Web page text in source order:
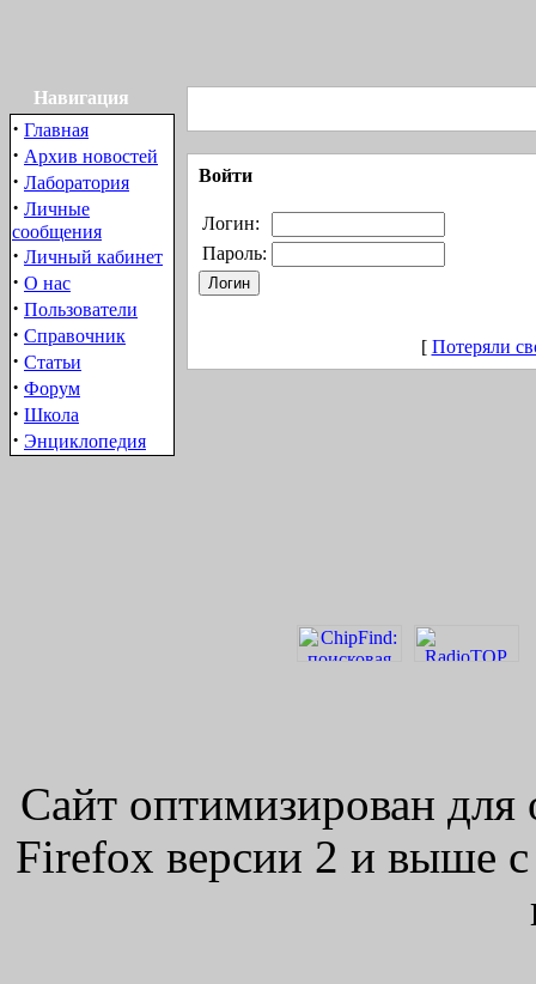
Навигация
· Главная
· Архив новостей
· Лаборатория
· Личные
сообщения
· Личный кабинет
· О нас
· Пользователи
· Справочник
· Статьи
· Форум
· Школа
· Энциклопедия
Войти
Логин:
Пароль:
[ Потеряли
Сайт оптимизирован для
Firefox версии 2 и выше